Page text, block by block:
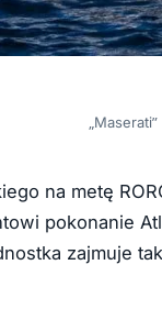
na metę
pokonanie
zajmuje